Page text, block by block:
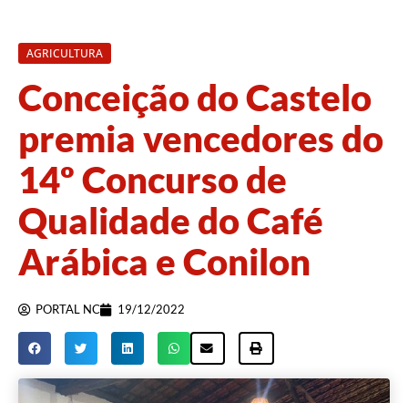
AGRICULTURA
Conceição do Castelo
premia vencedores do
14º Concurso de
Qualidade do Café
Arábica e Conilon
PORTAL NC 19/12/2022